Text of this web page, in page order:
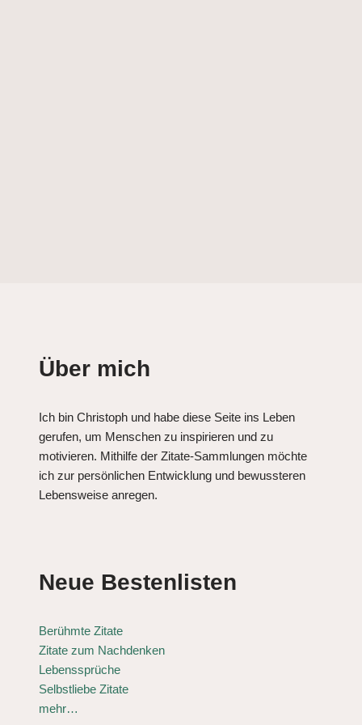
Über mich
Ich bin Christoph und habe diese Seite ins Leben
gerufen, um Menschen zu inspirieren und zu
motivieren. Mithilfe der Zitate-Sammlungen möchte
ich zur persönlichen Entwicklung und bewussteren
Lebensweise anregen.
Neue Bestenlisten
Berühmte Zitate
Zitate zum Nachdenken
Lebenssprüche
Selbstliebe Zitate
mehr…